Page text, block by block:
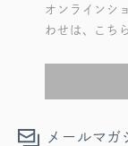
オンラインシ
わせは、こち
メールマガ